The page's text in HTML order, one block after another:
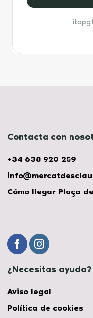
Contacta con
+34 638 920 259
Cómo llegar Plaça
¿Necesitas ayuda?
Aviso legal
Política de cookies